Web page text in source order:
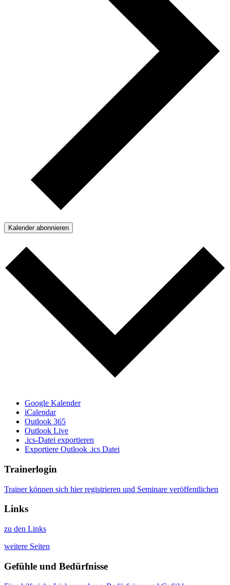
Kalender abonnieren
Google Kalender
iCalendar
Outlook 365
Outlook Live
.ics-Datei exportieren
Exportiere Outlook .ics Datei
Trainerlogin
Trainer können sich hier registrieren und Seminare veröffentlichen
Links
zu den Links
weitere Seiten
Gefühle und Bedürfnisse